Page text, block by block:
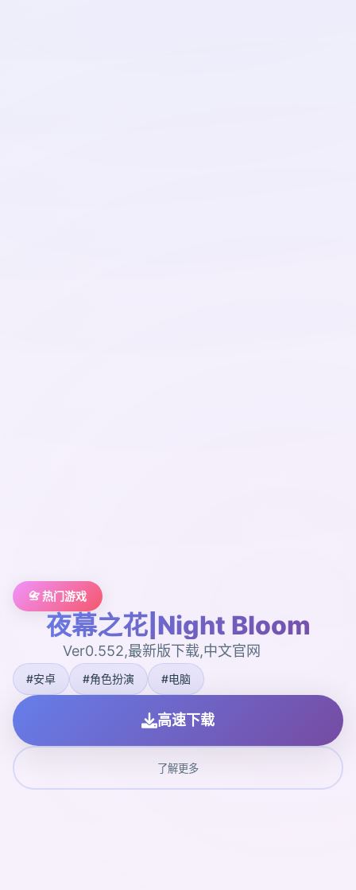
📇 热门游戏
夜幕之花|Night Bloom
Ver0.552,最新版下载,中文官网
#安卓 #角色扮演 #电脑
高速下载
了解更多